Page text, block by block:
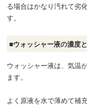
る場合はかなり汚れて劣
す。
■ウォッシャー液の濃度
ウォッシャー液は、気温
ます。
よく原液を水で薄めて補